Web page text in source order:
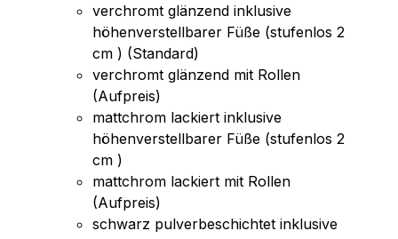
verchromt glänzend inklusive
höhenverstellbarer Füße (stufenlos 2
cm ) (Standard)
verchromt glänzend mit Rollen
(Aufpreis)
mattchrom lackiert inklusive
höhenverstellbarer Füße (stufenlos 2
cm )
mattchrom lackiert mit Rollen
(Aufpreis)
schwarz pulverbeschichtet inklusive